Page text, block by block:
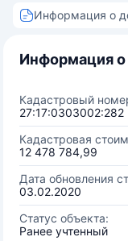
Информация о
Информация
Кадастровый
27:17:0303002:282
Кадастровая
12 478 784,99
Дата обновления
03.02.2020
Статус объекта:
Ранее учтенный